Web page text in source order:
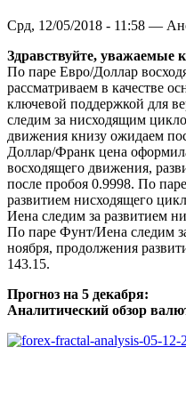
Срд, 12/05/2018 - 11:58 —
Здравствуйте, уважаемые
По паре Евро/Доллар
рассматриваем в качестве
ключевой поддержкой для
следим за нисходящим
движения книзу ожидаем
Доллар/Франк цена
восходящего движения,
после пробоя 0.9998. По
развитием нисходящего
Иена следим за развитием
По паре Фунт/Иена следим
ноября, продолжения
143.15.
Прогноз на 5 декабря:
Аналитический обзор